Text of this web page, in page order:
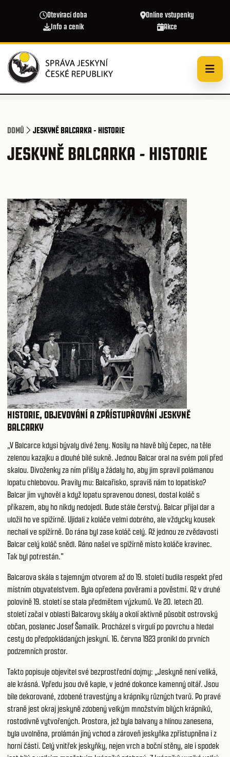
Otevírací doba
Online vstupenky
Info a ceník
Akce
DOMŮ JESKYNĚ BALCARKA - HISTORIE
JESKYNĚ BALCARKA - HISTORIE
HISTORIE, OBJEVOVÁNÍ A ZPŘÍSTUPŇOVÁNÍ JESKYNĚ
BALCARKY
„V Balcarce kdysi bývaly divé ženy. Nosily na hlavě bílý čepec, na těle
zelenou kazajku a dlouhé bílé sukně. Jednou Balcar oral na svém poli před
skalou. Divoženky za ním přišly a žádaly ho, aby jim spravil polámanou
lopatu chlebovou. Pravily mu: Balcařisko, spravíš nám to lopatisko?
Balcar jim vyhověl a když lopatu spravenou donesl, dostal koláč s
příkazem, aby ho nikdy nedojedl. Bude stále čerstvý. Balcar přijal dar a
uložil ho ve spižírně. Ujídali z koláče velmi dobrého, ale vždycky kousek
nechali ve spižírně. Do rána byl zase koláč celý. Až jednou ze zvědavosti
Balcar celý koláč snědl. Ráno našel ve spižírně místo koláče kravinec.
Tak byl potrestán."
Balcarova skála s tajemným otvorem až do 19. století budila respekt před
místním obyvatelstvem. Byla opředena pověrami a pověstmi. Až v druhé
polovině 19. století se stala předmětem výzkumů. Ve 20. letech 20.
století začal v oblasti Balcarovy skály a okolí aktivně působit ostrovský
občan, poslanec Josef Šamalík. Procházel s virgulí po povrchu a hledal
cesty do předpokládaných jeskyní. 16. června 1923 pronikl do prvních
podzemních prostor.
Takto popisuje objevitel své bezprostřední dojmy: „Jeskyně není veliká,
ale krásná. Vpředu jsou dvě kaple, v jedné dokonce kamenný oltář. Jsou
bíle dekorované, zdobené travestýny a krápníky různých tvarů. Po pravé
straně jest okraj jeskyně zdobený velkým množstvím bílých krápníků,
rostodivně vytvořených. Prostora, jež byla balvany a hlinou zanesena,
byla uvolněna, prolámán jiný vchod a zároveň jeskyňka zpřístupněna i z
horní části. Celý vnitřek jeskyňky, nejen vrch a boční stěny, ale i spodek